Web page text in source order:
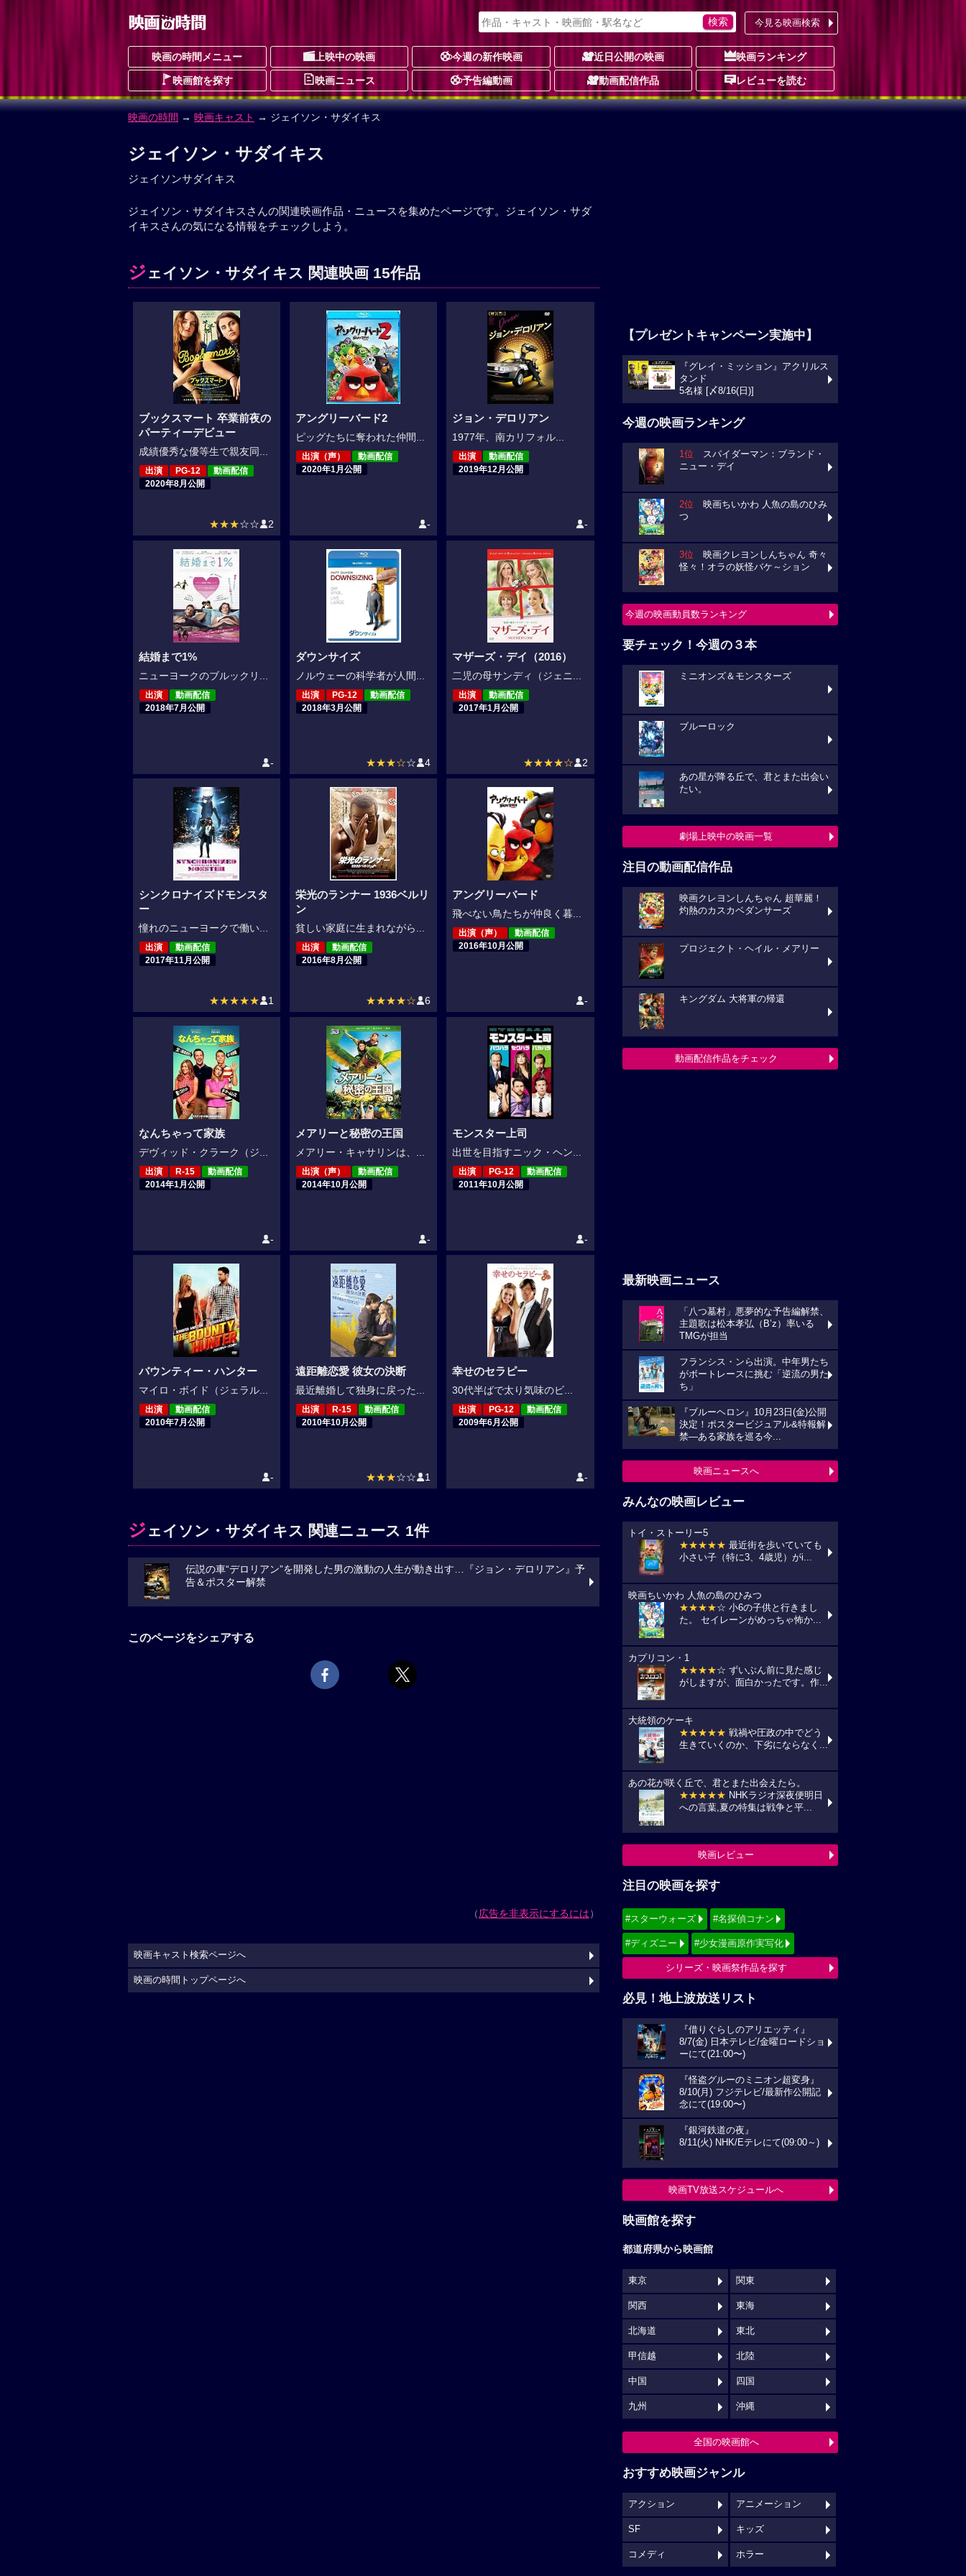
今見る映画検索
映画の時間メニュー 上映中の映画 今週の新作映画 近日公開の映画 映画ランキング
映画館を探す 映画ニュース 予告編動画 動画配信作品 レビューを読む
映画の時間 → 映画キャスト → ジェイソン・サダイキス
ジェイソン・サダイキス
ジェイソンサダイキス
ジェイソン・サダイキスさんの関連映画作品・ニュースを集めたページです。ジェイソン・サダ
イキスさんの気になる情報をチェックしよう。
ジ ェイソン・サダイキス 関連映画 15作品
ブックスマート 卒業前夜の
パーティーデビュー
成績優秀な優等生で親友同...
出演 PG-12
動画配信
2020年8月公開
★★★☆☆ 2
アングリーバード2
ピッグたちに奪われた仲間...
出演（声）
動画配信
2020年1月公開
-
ジョン・デロリアン
1977年、南カリフォル...
出演
動画配信
2019年12月公開
-
結婚まで1%
ニューヨークのブルックリ...
出演
動画配信
2018年7月公開
-
ダウンサイズ
ノルウェーの科学者が人間...
出演 PG-12
動画配信
2018年3月公開
★★★☆☆ 4
マザーズ・デイ（2016）
二児の母サンディ（ジェニ...
出演
動画配信
2017年1月公開
★★★★☆ 2
シンクロナイズドモンスタ
ー
憧れのニューヨークで働い...
出演
動画配信
2017年11月公開
★★★★★ 1
栄光のランナー 1936ベルリ
ン
貧しい家庭に生まれながら...
出演
動画配信
2016年8月公開
★★★★☆ 6
アングリーバード
飛べない鳥たちが仲良く暮...
出演（声）
動画配信
2016年10月公開
-
なんちゃって家族
デヴィッド・クラーク（ジ...
出演 R-15
動画配信
2014年1月公開
-
メアリーと秘密の王国
メアリー・キャサリンは、...
出演（声）
動画配信
2014年10月公開
-
モンスター上司
出世を目指すニック・ヘン...
出演 PG-12
動画配信
2011年10月公開
-
バウンティー・ハンター
マイロ・ボイド（ジェラル...
出演
動画配信
2010年7月公開
-
遠距離恋愛 彼女の決断
最近離婚して独身に戻った...
出演 R-15
動画配信
2010年10月公開
★★★☆☆ 1
幸せのセラピー
30代半ばで太り気味のビ...
出演 PG-12
動画配信
2009年6月公開
-
ジ ェイソン・サダイキス 関連ニュース 1件
伝説の車“デロリアン”を開発した男の激動の人生が動き出す…『ジョン・デロリアン』予
告＆ポスター解禁
このページをシェアする
（広告を非表示にするには）
【プレゼントキャンペーン実施中】
『グレイ・ミッション』アクリルス
タンド
5名様 [〆8/16(日)]
今週の映画ランキング
1位 スパイダーマン：ブランド・
ニュー・デイ
2位 映画ちいかわ 人魚の島のひみ
つ
3位 映画クレヨンしんちゃん 奇々
怪々！オラの妖怪バケ～ション
今週の映画動員数ランキング
要チェック！今週の３本
ミニオンズ＆モンスターズ
ブルーロック
あの星が降る丘で、君とまた出会い
たい。
劇場上映中の映画一覧
注目の動画配信作品
映画クレヨンしんちゃん 超華麗！
灼熱のカスカベダンサーズ
プロジェクト・ヘイル・メアリー
キングダム 大将軍の帰還
動画配信作品をチェック
最新映画ニュース
「八つ墓村」悪夢的な予告編解禁、
主題歌は松本孝弘（B’z）率いる
TMGが担当
フランシス・ンら出演。中年男たち
がボートレースに挑む「逆流の男た
ち」
『ブルーヘロン』10月23日(金)公開
決定！ポスタービジュアル&特報解
禁―ある家族を巡る今...
映画ニュースへ
みんなの映画レビュー
トイ・ストーリー5
★★★★★ 最近街を歩いていても
小さい子（特に3、4歳児）がi...
映画ちいかわ 人魚の島のひみつ
★★★★☆ 小6の子供と行きまし
た。 セイレーンがめっちゃ怖か...
カプリコン・1
★★★★☆ ずいぶん前に見た感じ
がしますが、面白かったです。作...
大統領のケーキ
★★★★★ 戦禍や圧政の中でどう
生きていくのか、下劣にならなく...
あの花が咲く丘で、君とまた出会えたら。
★★★★★ NHKラジオ深夜便明日
への言葉,夏の特集は戦争と平...
映画レビュー
注目の映画を探す
#スターウォーズ #名探偵コナン
#ディズニー #少女漫画原作実写化
シリーズ・映画祭作品を探す
必見！地上波放送リスト
『借りぐらしのアリエッティ』
8/7(金) 日本テレビ/金曜ロードショ
ーにて(21:00〜)
『怪盗グルーのミニオン超変身』
8/10(月) フジテレビ/最新作公開記
念にて(19:00〜)
『銀河鉄道の夜』
8/11(火) NHK/Eテレにて(09:00～)
映画TV放送スケジュールへ
映画館を探す
都道府県から映画館
東京 関東
関西 東海
北海道 東北
甲信越 北陸
中国 四国
九州 沖縄
全国の映画館へ
おすすめ映画ジャンル
アクション アニメーション
SF キッズ
コメディ ホラー
映画キャスト検索ページへ
映画の時間トップページへ